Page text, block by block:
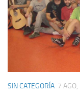
SIN CATEGORÍA 7